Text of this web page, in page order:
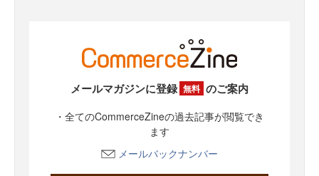
メールマガジンに登録 無料 のご案内
・全てのCommerceZineの過去記事が閲覧でき
ます
メールバックナンバー